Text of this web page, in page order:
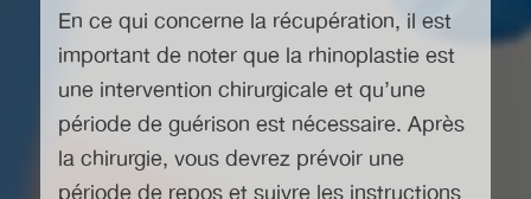
En ce qui concerne la récupération, il est
important de noter que la rhinoplastie est
une intervention chirurgicale et qu’une
période de guérison est nécessaire. Après
la chirurgie, vous devrez prévoir une